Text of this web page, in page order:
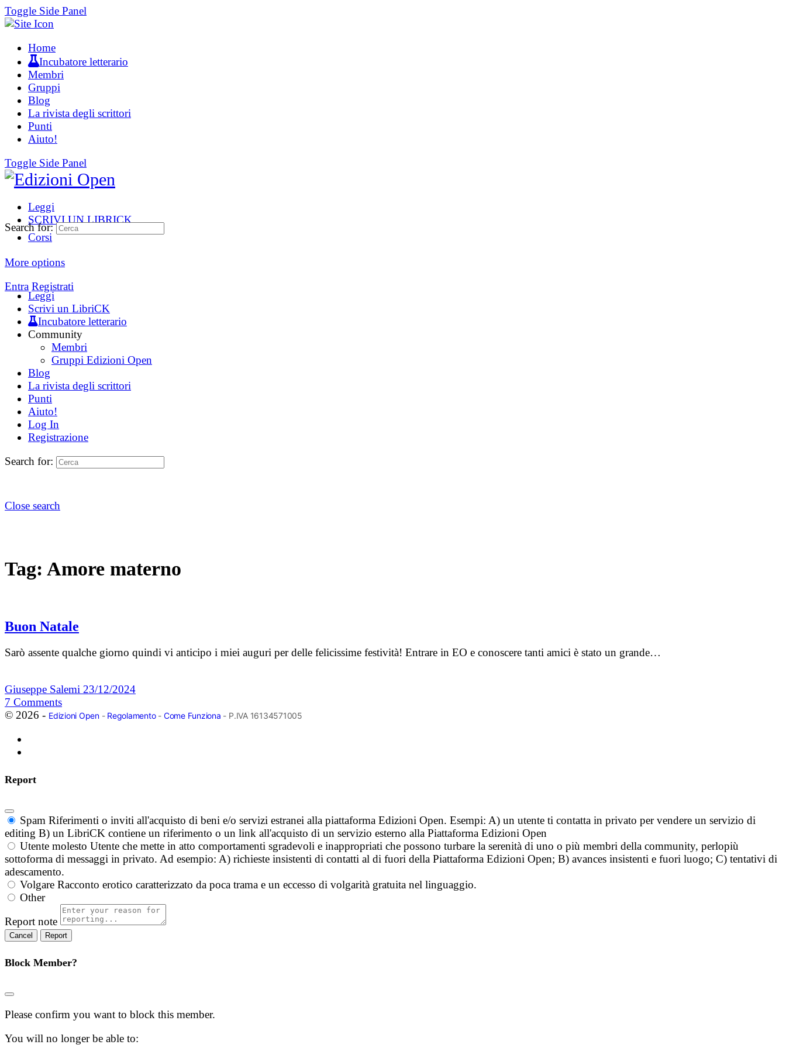
Toggle Side Panel
Home
Incubatore letterario
Membri
Gruppi
Blog
La rivista degli scrittori
Punti
Aiuto!
Toggle Side Panel
Leggi
SCRIVI UN LIBRICK
Corsi
More options
Entra Registrati
Search for:
Leggi
Scrivi un LibriCK
Incubatore letterario
Community
Membri
Gruppi Edizioni Open
Blog
La rivista degli scrittori
Punti
Aiuto!
Log In
Registrazione
Search for:
Close search
Tag: Amore materno
Buon Natale
Sarò assente qualche giorno quindi vi anticipo i miei auguri per delle felicissime festività! Entrare in EO e conoscere tanti amici è stato un grande…
Giuseppe Salemi 23/12/2024
7 Comments
© 2026 - Edizioni Open- Regolamento- Come Funziona - P.IVA 16134571005
Report
Spam Riferimenti o inviti all'acquisto di beni e/o servizi estranei alla piattaforma Edizioni Open. Esempi: A) un utente ti contatta in privato per vendere un servizio di
editing B) un LibriCK contiene un riferimento o un link all'acquisto di un servizio esterno alla Piattaforma Edizioni Open
Utente molesto Utente che mette in atto comportamenti sgradevoli e inappropriati che possono turbare la serenità di uno o più membri della community, perlopiù
sottoforma di messaggi in privato. Ad esempio: A) richieste insistenti di contatti al di fuori della Piattaforma Edizioni Open; B) avances insistenti e fuori luogo; C) tentativi di
adescamento.
Volgare Racconto erotico caratterizzato da poca trama e un eccesso di volgarità gratuita nel linguaggio.
Other
Report note
Report
Block Member?
Please confirm you want to block this member.
You will no longer be able to: